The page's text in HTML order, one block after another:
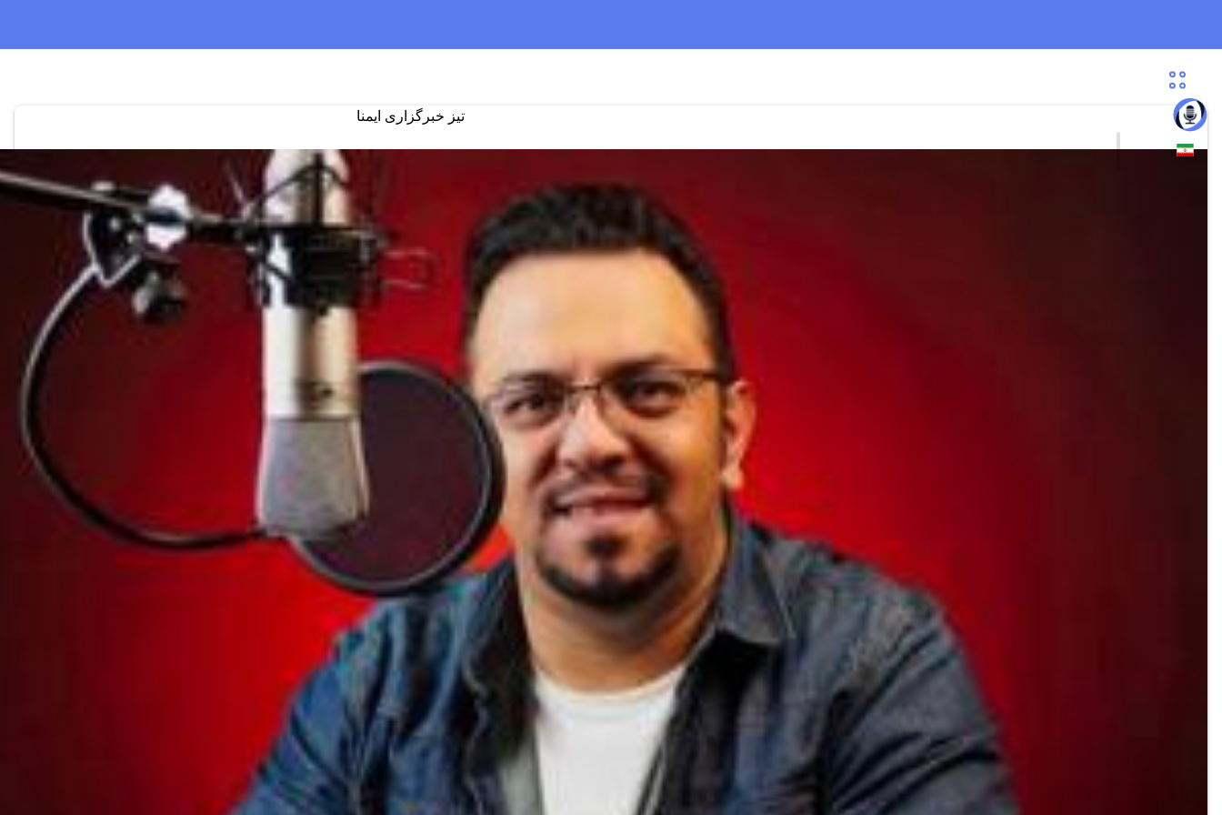
تیز خبرگزاری ایمنا